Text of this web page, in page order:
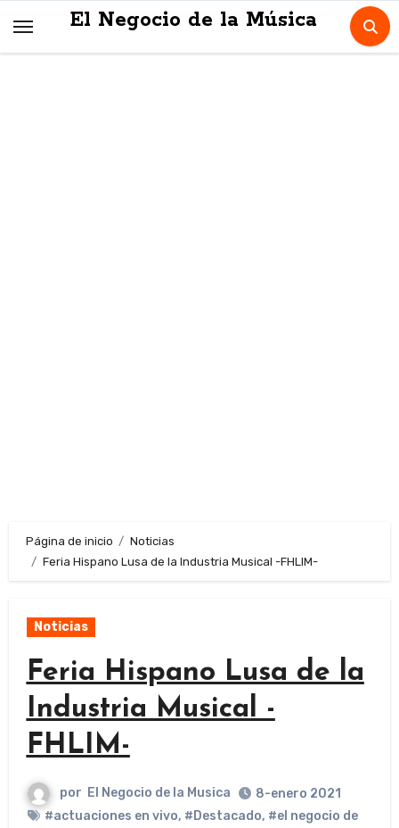
El Negocio de la Música
Página de inicio
Noticias
Feria Hispano Lusa de la Industria Musical -FHLIM-
Noticias
Feria Hispano Lusa de la
Industria Musical -
FHLIM-
por El Negocio de la Musica
8-enero 2021
#actuaciones en vivo, #Destacado, #el negocio de